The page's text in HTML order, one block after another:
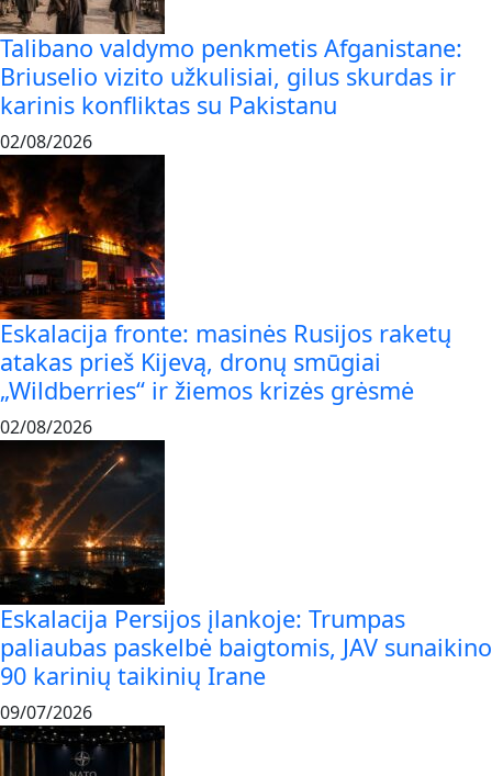
Talibano valdymo penkmetis Afganistane:
Briuselio vizito užkulisiai, gilus skurdas ir
karinis konfliktas su Pakistanu
02/08/2026
Eskalacija fronte: masinės Rusijos raketų
atakas prieš Kijevą, dronų smūgiai
„Wildberries“ ir žiemos krizės grėsmė
02/08/2026
Eskalacija Persijos įlankoje: Trumpas
paliaubas paskelbė baigtomis, JAV sunaikino
90 karinių taikinių Irane
09/07/2026